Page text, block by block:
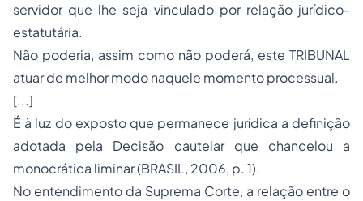
servidor que lhe seja vinculado por relação jurídico-
estatutária.
Não poderia, assim como não poderá, este TRIBUNAL
atuar de melhor modo naquele momento processual.
[...]
É à luz do exposto que permanece jurídica a definição
adotada pela Decisão cautelar que chancelou a
monocrática liminar (BRASIL, 2006, p. 1).
No entendimento da Suprema Corte, a relação entre o